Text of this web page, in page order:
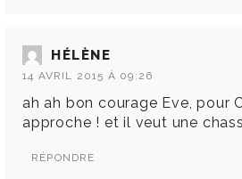
HÉLÈNE
14 AVRIL 2015 À 09:26
ah ah bon courage Eve, pour
approche ! et il veut une
RÉPONDRE